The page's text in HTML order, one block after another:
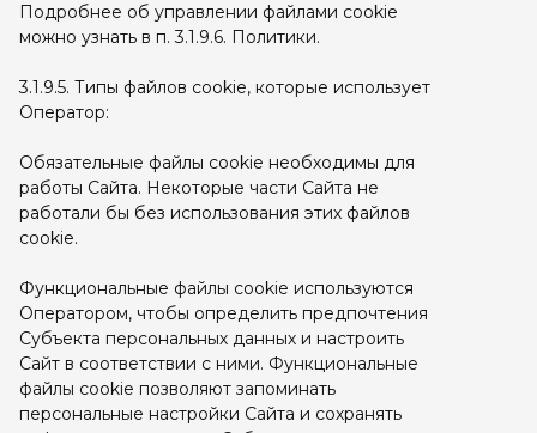
Подробнее об управлении файлами cookie
можно узнать в п. 3.1.9.6. Политики.
3.1.9.5. Типы файлов cookie, которые использует
Оператор:
Обязательные файлы cookie необходимы для
работы Сайта. Некоторые части Сайта не
работали бы без использования этих файлов
cookie.
Функциональные файлы cookie используются
Оператором, чтобы определить предпочтения
Субъекта персональных данных и настроить
Сайт в соответствии с ними. Функциональные
файлы cookie позволяют запоминать
персональные настройки Сайта и сохранять